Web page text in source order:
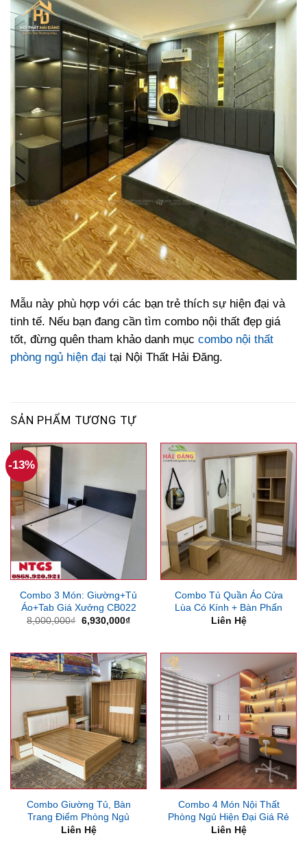
Mẫu này phù hợp với các bạn trẻ thích sự hiện đại và
tinh tế. Nếu bạn đang cần tìm combo nội thất đẹp giá
tốt, đừng quên tham khảo danh mục combo nội thất
phòng ngủ hiện đại tại Nội Thất Hải Đăng.
SẢN PHẨM TƯƠNG TỰ
-13%
Combo 3 Món: Giường+Tủ
Áo+Tab Giá Xưởng CB022
8,000,000₫ Giá
6,930,000₫Giá
6,930,000₫.
Combo Tủ Quần Áo Cửa
Lùa Có Kính + Bàn Phấn
Liên Hệ
Combo Giường Tủ, Bàn
Trang Điểm Phòng Ngủ
Liên Hệ
Combo 4 Món Nội Thất
Phòng Ngủ Hiện Đại Giá Rẻ
Liên Hệ